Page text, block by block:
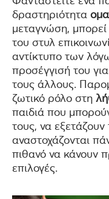
δραστηριότητα
μεταγνώση, μπορεί
του στυλ
αντίκτυπο των
προσέγγισή του
τους άλλους.
ζωτικό ρόλο στη
παιδιά που
τους, να εξετάζουν
αναστοχάζονται
πιθανό να κάνουν
επιλογές.